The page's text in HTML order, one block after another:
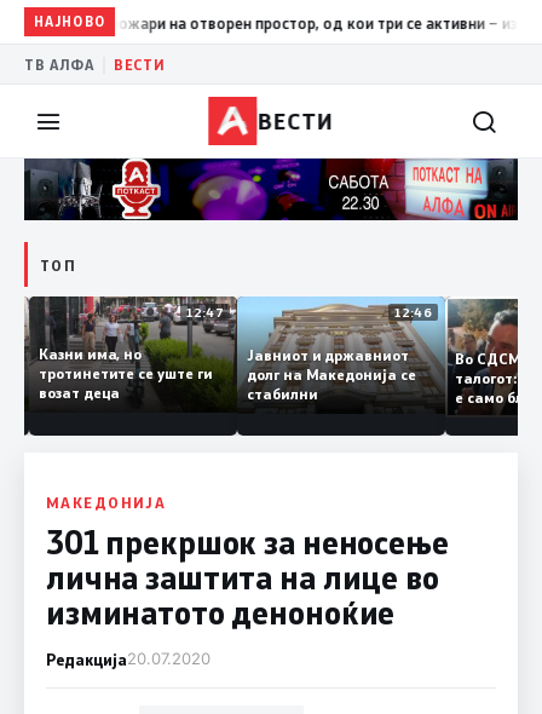
НАЈНОВО17:42ЦУК: До 18 часот 11 пожари на отворен простор, од
ТВ АЛФА ВЕСТИ
ВЕСТИ
ТОП
12:47
Казни има, но
тротинетите се уште ги
возат деца
12:46
Јавниот и државниот
долг на Македонија се
стабилни
Во СДСМ
е само
копија
Заев
МАКЕДОНИЈА
301 прекршок за неносење
лична заштита на лице во
изминатото деноноќие
Редакција20.07.2020